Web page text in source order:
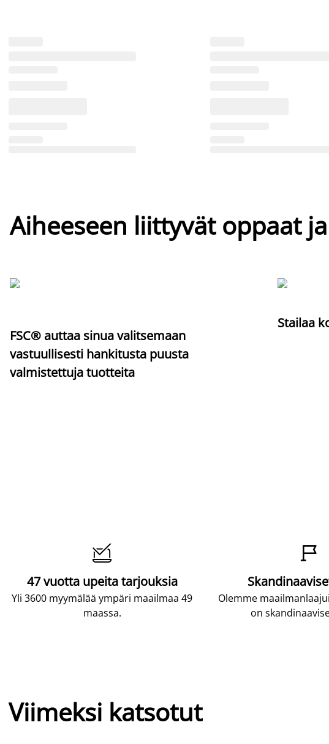
Aiheeseen liittyvät oppaat
FSC® auttaa sinua valitsemaan
vastuullisesti hankitusta puusta
valmistettuja tuotteita
Stailaa

47 vuotta upeita tarjouksia
Yli 3600 myymälää ympäri maailmaa 49
maassa.

Olemme
on
Viimeksi katsotut